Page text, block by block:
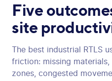
Five
site
The best industrial RTLS
friction: missing
zones, congested